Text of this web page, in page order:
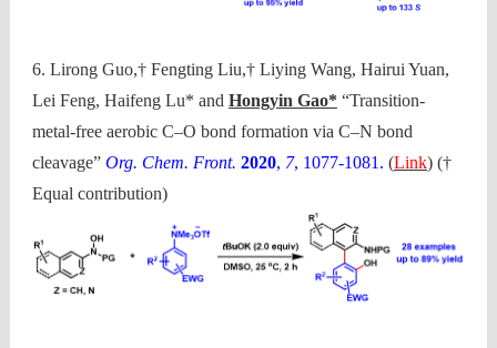
6. Lirong Guo,† Fengting Liu,† Liying Wang, Hairui Yuan,
Lei Feng, Haifeng Lu* and Hongyin Gao* “Transition-
metal-free aerobic C–O bond formation via C–N bond
cleavage” Org. Chem. Front. 2020, 7, 1077-1081. (Link) (†
Equal contribution)